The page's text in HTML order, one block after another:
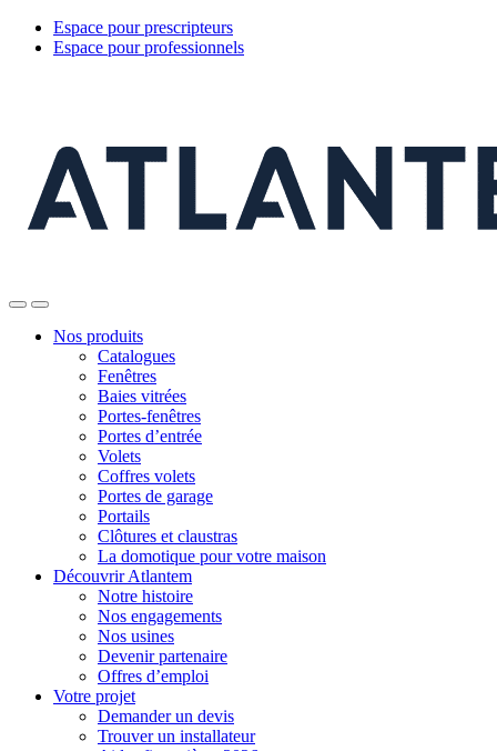
Espace pour prescripteurs
Espace pour professionnels
Nos produits
Catalogues
Fenêtres
Baies vitrées
Portes-fenêtres
Portes d’entrée
Volets
Coffres volets
Portes de garage
Portails
Clôtures et claustras
La domotique pour votre maison
Découvrir Atlantem
Notre histoire
Nos engagements
Nos usines
Devenir partenaire
Offres d’emploi
Votre projet
Demander un devis
Trouver un installateur